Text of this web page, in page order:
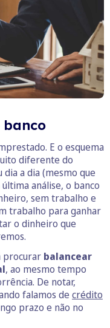
banco
E o esquema
diferente do
dia a dia (mesmo que
análise, o banco
sem trabalho e
trabalho para ganhar
o dinheiro que
procurar balancear
, ao mesmo tempo
De notar,
falamos de crédito
prazo e não no